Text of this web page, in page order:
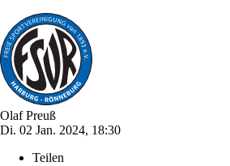
Olaf Preuß
Di. 02 Jan. 2024, 18:30
Teilen